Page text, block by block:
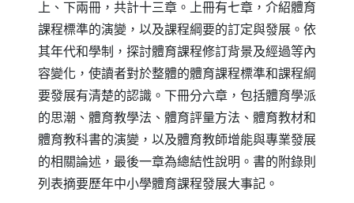
上、下兩冊，共計十三章。上冊有七章，介紹體育
課程標準的演變，以及課程綱要的訂定與發展。依
其年代和學制，探討體育課程修訂背景及經過等內
容變化，使讀者對於整體的體育課程標準和課程綱
要發展有清楚的認識。下冊分六章，包括體育學派
的思潮、體育教學法、體育評量方法、體育教材和
體育教科書的演變，以及體育教師增能與專業發展
的相關論述，最後一章為總結性說明。書的附錄則
列表摘要歷年中小學體育課程發展大事記。